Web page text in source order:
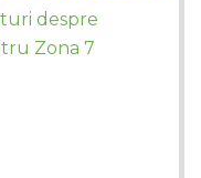
despre
Zona 7